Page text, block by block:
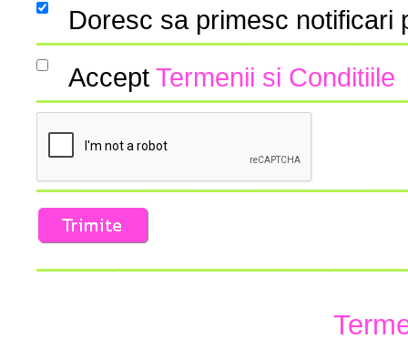
Doresc sa primesc notificari
Accept Termenii si Conditiile